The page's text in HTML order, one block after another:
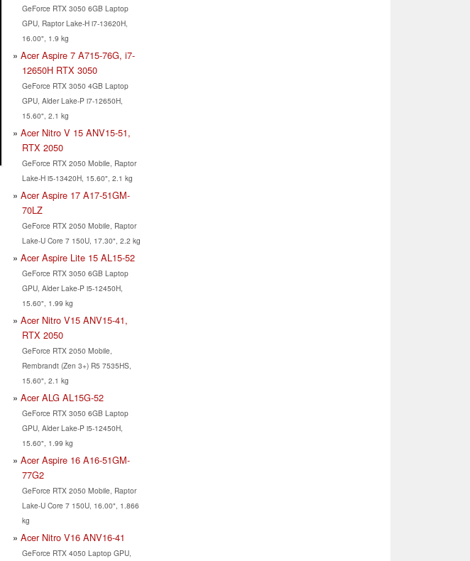
GeForce RTX 3050 6GB Laptop
GPU, Raptor Lake-H i7-13620H,
16.00", 1.9 kg
Acer Aspire 7 A715-76G, i7-
12650H RTX 3050
GeForce RTX 3050 4GB Laptop
GPU, Alder Lake-P i7-12650H,
15.60", 2.1 kg
Acer Nitro V 15 ANV15-51,
RTX 2050
GeForce RTX 2050 Mobile, Raptor
Lake-H i5-13420H, 15.60", 2.1 kg
Acer Aspire 17 A17-51GM-
70LZ
GeForce RTX 2050 Mobile, Raptor
Lake-U Core 7 150U, 17.30", 2.2 kg
Acer Aspire Lite 15 AL15-52
GeForce RTX 3050 6GB Laptop
GPU, Alder Lake-P i5-12450H,
15.60", 1.99 kg
Acer Nitro V15 ANV15-41,
RTX 2050
GeForce RTX 2050 Mobile,
Rembrandt (Zen 3+) R5 7535HS,
15.60", 2.1 kg
Acer ALG AL15G-52
GeForce RTX 3050 6GB Laptop
GPU, Alder Lake-P i5-12450H,
15.60", 1.99 kg
Acer Aspire 16 A16-51GM-
77G2
GeForce RTX 2050 Mobile, Raptor
Lake-U Core 7 150U, 16.00", 1.866
kg
Acer Nitro V16 ANV16-41
GeForce RTX 4050 Laptop GPU,